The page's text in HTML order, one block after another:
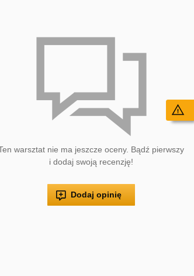
warsztat nie ma jeszcze oceny. Bądź pierwszy
i dodaj swoją recenzję!
Dodaj opinię